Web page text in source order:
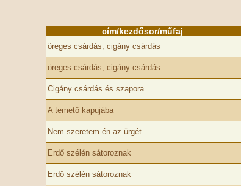
cím/kezdősor/műfaj
öreges csárdás; cigány csárdás
öreges csárdás; cigány csárdás
Cigány csárdás és szapora
A temető kapujába
Nem szeretem én az ürgét
Erdő szélén sátoroznak
Erdő szélén sátoroznak